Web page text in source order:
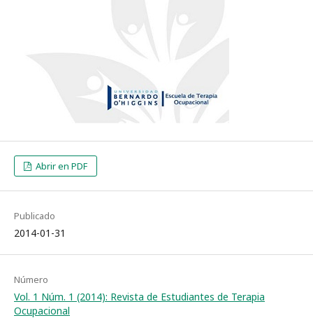
Abrir en PDF
Publicado
2014-01-31
Número
Vol. 1 Núm. 1 (2014): Revista de Estudiantes de Terapia
Ocupacional